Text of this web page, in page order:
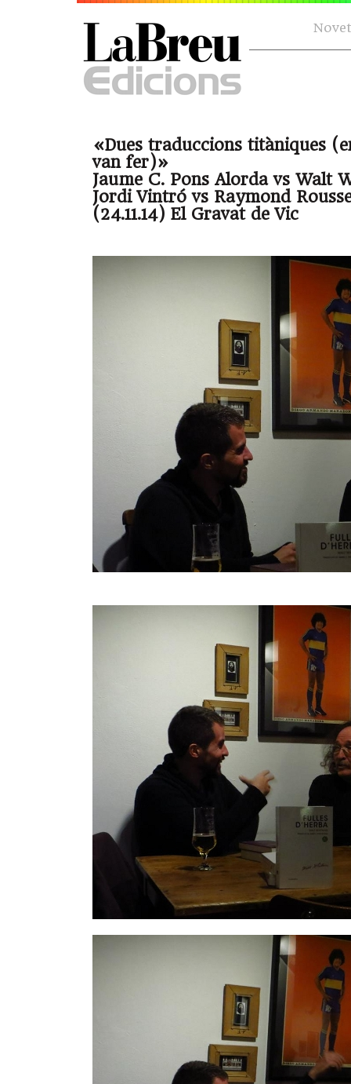
«Dues traduccions titàniques
van fer)»
Jaume C. Pons Alorda vs Walt
Jordi Vintró vs Raymond
(24.11.14) El Gravat de Vic